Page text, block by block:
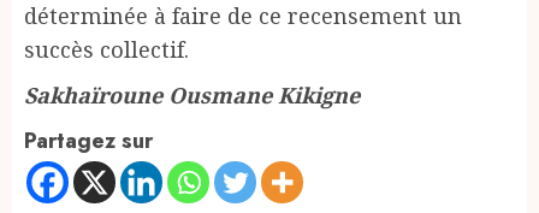
déterminée à faire de ce recensement un
succès collectif.
Sakhaïroune Ousmane Kikigne
Partagez sur